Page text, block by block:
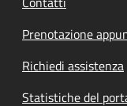
Prenotazione
Richiedi assistenza
Statistiche del